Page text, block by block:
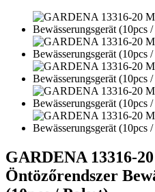
GARDENA 13316-
Öntözőrendszer